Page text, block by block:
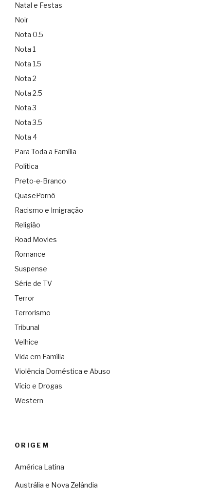
Natal e Festas
Noir
Nota 0.5
Nota 1
Nota 1.5
Nota 2
Nota 2.5
Nota 3
Nota 3.5
Nota 4
Para Toda a Família
Política
Preto-e-Branco
QuasePornô
Racismo e Imigração
Religião
Road Movies
Romance
Suspense
Série de TV
Terror
Terrorismo
Tribunal
Velhice
Vida em Família
Violência Doméstica e Abuso
Vício e Drogas
Western
ORIGEM
América Latina
Austrália e Nova Zelândia